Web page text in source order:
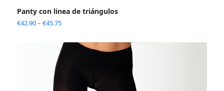
Panty con linea de triángulos
€42.90– €45.75